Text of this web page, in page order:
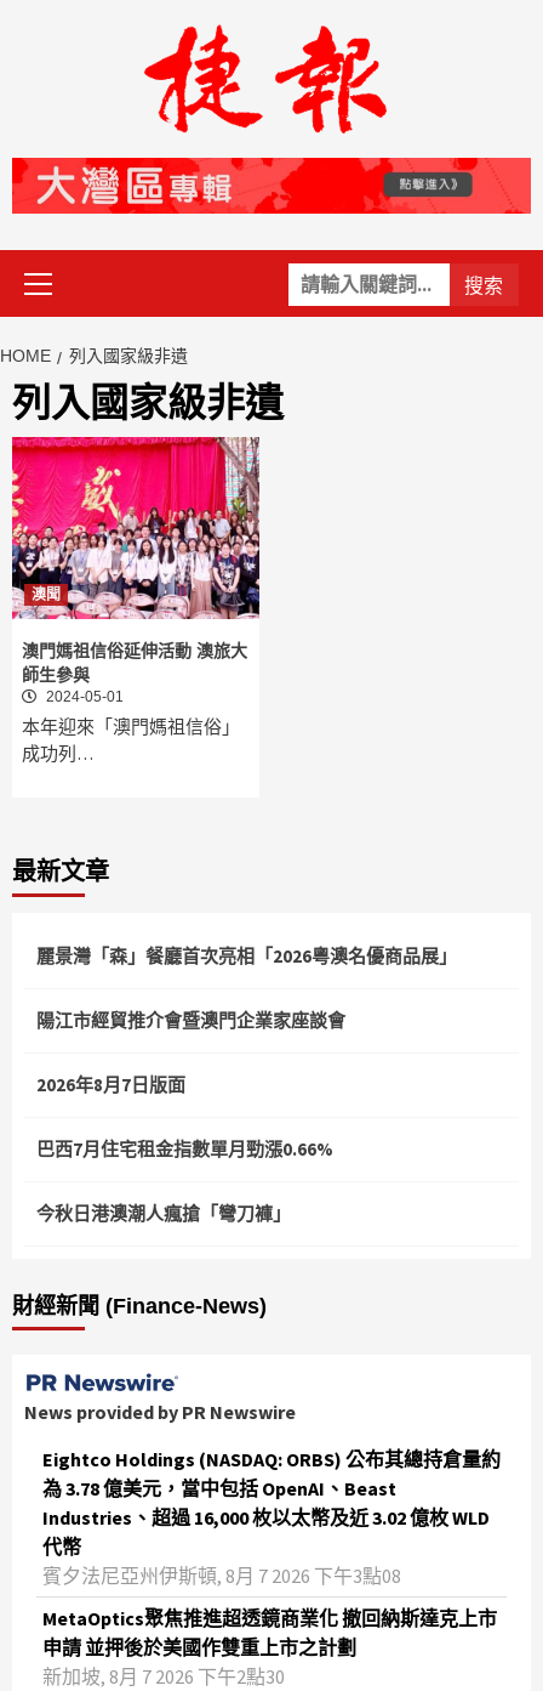
關
鍵
Primary
Menu
HOME 列入國家級非遺
列入國家級非遺
澳聞
澳門媽祖信俗延伸活動 澳旅大
師生參與
2024-05-01
本年迎來「澳門媽祖信俗」
成功列…
最新文章
麗景灣「森」餐廳首次亮相「2026粵澳名優商品展」
陽江市經貿推介會暨澳門企業家座談會
2026年8月7日版面
巴西7月住宅租金指數單月勁漲0.66%
今秋日港澳潮人瘋搶「彎刀褲」
財經新聞 (Finance-News)
News provided by PR Newswire
Eightco Holdings (NASDAQ: ORBS) 公布其總持倉量約
為 3.78 億美元，當中包括 OpenAI、Beast
Industries、超過 16,000 枚以太幣及近 3.02 億枚 WLD
代幣
賓夕法尼亞州伊斯頓, 8月 7 2026 下午3點08
MetaOptics聚焦推進超透鏡商業化 撤回納斯達克上市
申請 並押後於美國作雙重上市之計劃
新加坡, 8月 7 2026 下午2點30